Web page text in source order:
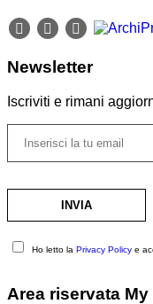
Newsletter
Iscriviti e rimani
Ho letto la Privacy Policy e
Area riservata My